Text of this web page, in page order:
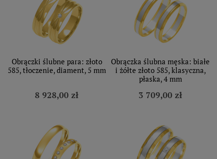
Obrączki ślubne para: złoto
585, tłoczenie, diament, 5 mm
8 928,00 zł
Obrączka ślubna męska: białe
i żółte złoto 585, klasyczna,
płaska, 4 mm
3 709,00 zł